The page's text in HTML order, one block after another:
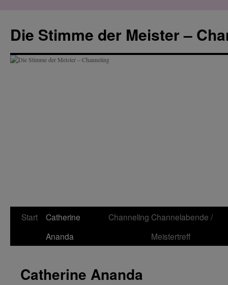
springen
Die Stimme der Meister –
Start
Catherine
Ananda
Channeling Channelabende /
Meistertreff
Catherine Ananda